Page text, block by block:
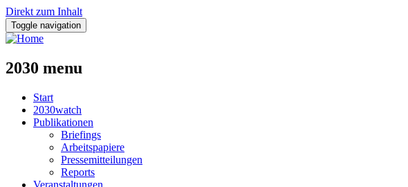
Direkt zum Inhalt
Toggle navigation
2030 menu
Start
2030watch
Publikationen
Briefings
Arbeitspapiere
Pressemitteilungen
Reports
Veranstaltungen